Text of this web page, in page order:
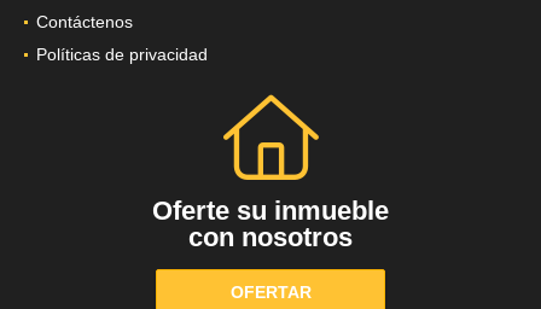
Contáctenos
Políticas de privacidad
Oferte su inmueble
con nosotros
OFERTAR